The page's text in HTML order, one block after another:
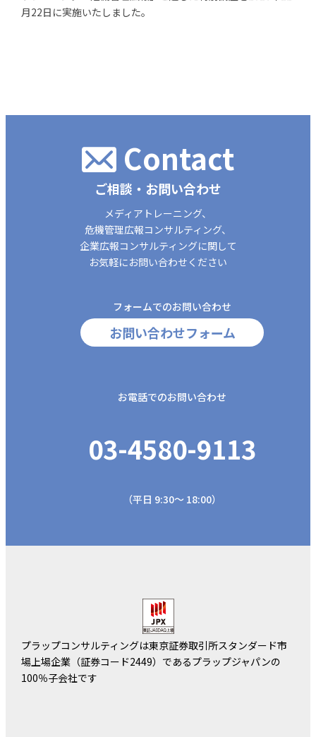
月22日に実施いたしました。
Contact
ご相談・お問い合わせ
メディアトレーニング、
危機管理広報コンサルティング、
企業広報コンサルティングに関して
お気軽にお問い合わせください
フォームでのお問い合わせ
お問い合わせフォーム
お電話でのお問い合わせ
03-4580-9113
（平日 9:30～ 18:00）
プラップコンサルティングは東京証券取引所スタンダード市
場上場企業（証券コード2449）であるプラップジャパンの
100％子会社です